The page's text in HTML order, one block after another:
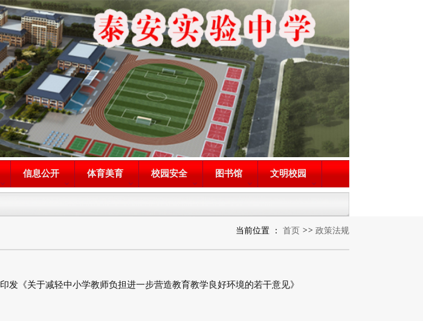
信息公开 体育美育 校园安全 图书馆 文明校园
当前位置 ： 首页 >> 政策法规
发《关于减轻中小学教师负担进一步营造教育教学良好环境的若干意见》